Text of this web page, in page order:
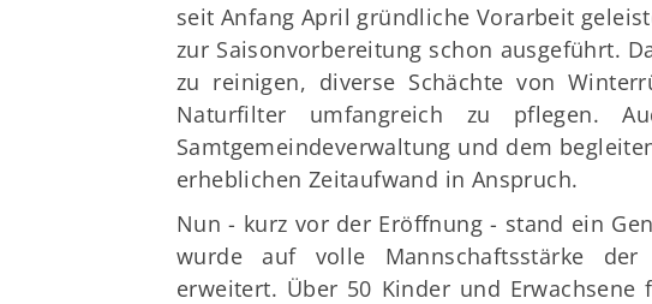
seit Anfang April gründliche Vorarbeit
zur Saisonvorbereitung schon ausgeführt.
zu reinigen, diverse Schächte von
Naturfilter umfangreich zu pflegen.
Samtgemeindeverwaltung und dem
erheblichen Zeitaufwand in Anspruch.
Nun - kurz vor der Eröffnung - stand ein
wurde auf volle Mannschaftsstärke der
erweitert. Über 50 Kinder und